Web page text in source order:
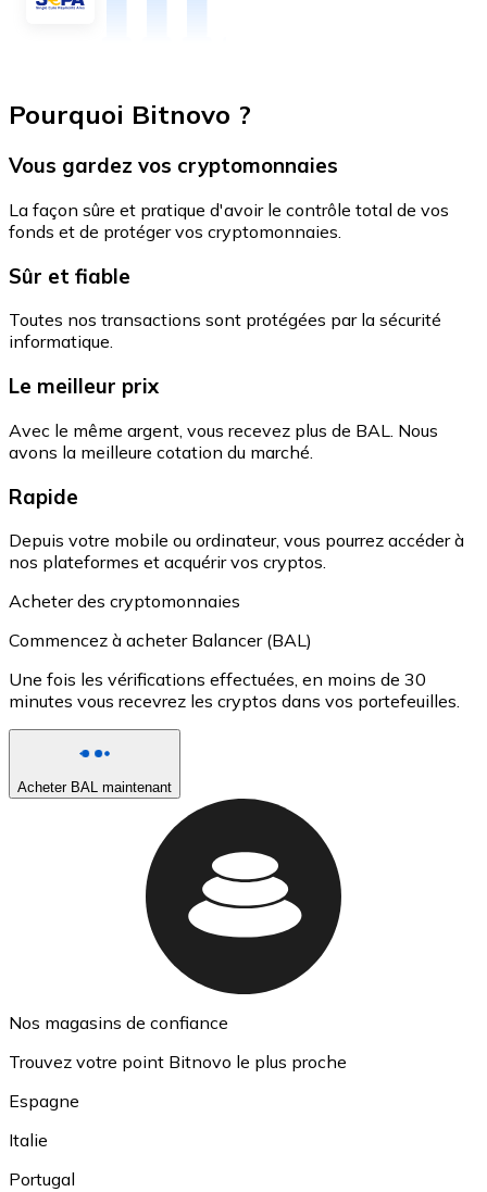
Pourquoi Bitnovo ?
Vous gardez vos cryptomonnaies
La façon sûre et pratique d'avoir le contrôle total de vos
fonds et de protéger vos cryptomonnaies.
Sûr et fiable
Toutes nos transactions sont protégées par la sécurité
informatique.
Le meilleur prix
Avec le même argent, vous recevez plus de BAL. Nous
avons la meilleure cotation du marché.
Rapide
Depuis votre mobile ou ordinateur, vous pourrez accéder à
nos plateformes et acquérir vos cryptos.
Acheter des cryptomonnaies
Commencez à acheter Balancer (BAL)
Une fois les vérifications effectuées, en moins de 30
minutes vous recevrez les cryptos dans vos portefeuilles.
Acheter BAL maintenant
Nos magasins de confiance
Trouvez votre point Bitnovo le plus proche
Espagne
Italie
Portugal